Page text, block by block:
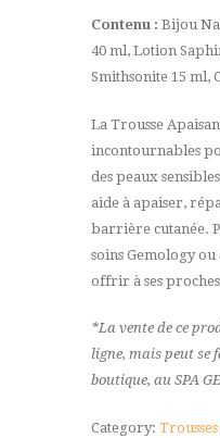
Contenu : Bijou
40 ml, Lotion
Smithsonite 15 ml,
La Trousse
incontournables
des peaux
aide à apaiser,
barrière cutanée.
soins Gemology
offrir à ses
*La vente de ce
ligne, mais peut se
boutique, au SPA
Category: